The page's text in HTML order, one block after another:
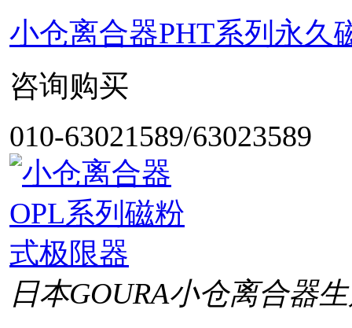
小仓离合器PHT系列永久
咨询购买
010-63021589/63023589
日本GOURA小仓离合器